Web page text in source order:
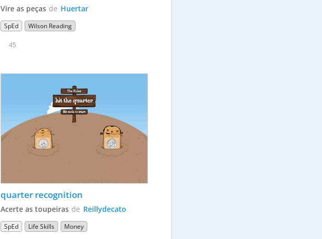
Vire as peças de Huertar
SpEd Wilson Reading
45
quarter recognition
Acerte as toupeiras de Reillydecato
SpEd Life Skills Money